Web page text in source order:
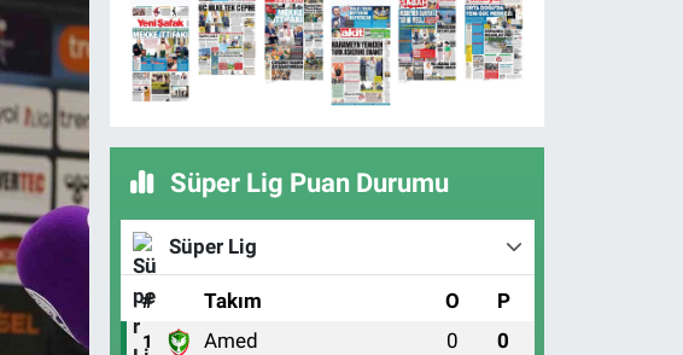
Süper Lig Puan Durumu
Süper Lig
# Takım O P
1 Amed 0 0